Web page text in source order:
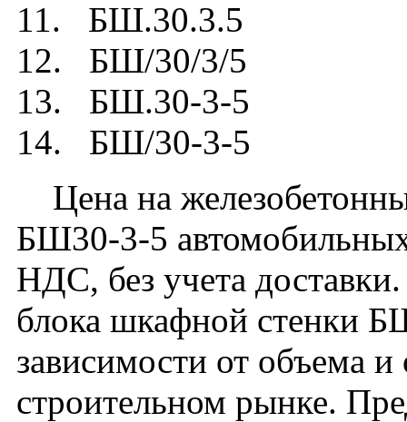
11. БШ.30.3.5
12. БШ/30/3/5
13. БШ.30-3-5
14. БШ/30-3-5
Цена на
БШ30-3-5
НДС, без учета
блока шкафной стенки
зависимости от объема
строительном рынке.